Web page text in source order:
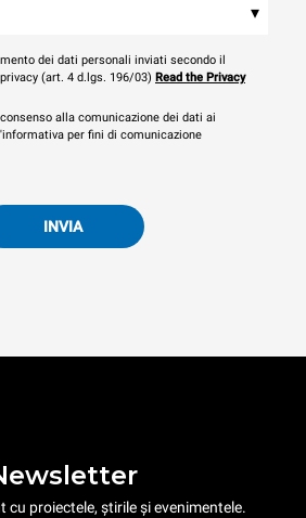
▾
dei dati personali inviati secondo il
(art. 4 d.lgs. 196/03) Read the Privacy
alla comunicazione dei dati ai
per fini di comunicazione
INVIA
cu proiectele, știrile și evenimentele.